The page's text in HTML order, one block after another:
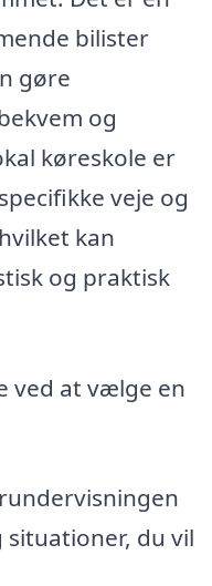
bilister
gøre
og
køreskole er
veje og
kan
og praktisk
ved at vælge en
du vil